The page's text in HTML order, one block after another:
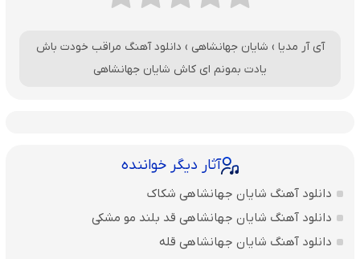
آی آر مدیا › شایان جهانشاهی › دانلود آهنگ مراقب خودت باش
یادت بمونم ای کاش شایان جهانشاهی
آثار دیگر خواننده
دانلود آهنگ شایان جهانشاهی شکاک
دانلود آهنگ شایان جهانشاهی قد بلند مو مشکی
دانلود آهنگ شایان جهانشاهی قله